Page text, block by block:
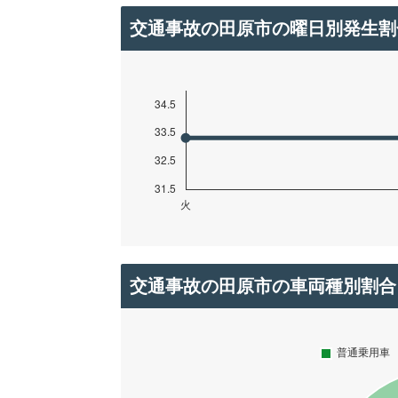
交通事故の田原市の曜日別発生
交通事故の田原市の車両種別割合